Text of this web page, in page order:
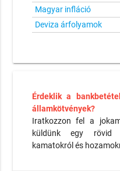
Magyar infláció
Deviza árfolyamok
Érdeklik a
államkötvények?
Iratkozzon fel a
küldünk egy rövid
kamatokról és